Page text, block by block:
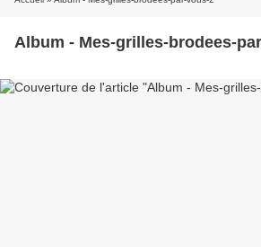
Album - Mes-grilles-brodees-